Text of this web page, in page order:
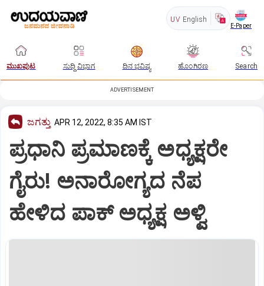
UV English
E-Paper
ಮುಖಪುಟ ಸುದ್ದಿ ವಿಭಾಗ ದಿನ ಭವಿಷ್ಯ ಹೊಂಗಿರಣ Search
ADVERTISEMENT
ಜಗತ್ತು APR 12, 2022, 8:35 AM IST
ಪ್ರಧಾನಿ ಪ್ರಮಾಣಕ್ಕೆ ಅಧ್ಯಕ್ಷರೇ
ಗೈರು! ಅನಾರೋಗ್ಯದ ನೆಪ
ಹೇಳಿದ ಪಾಕ್‌ ಅಧ್ಯಕ್ಷ ಅಳ್ವಿ